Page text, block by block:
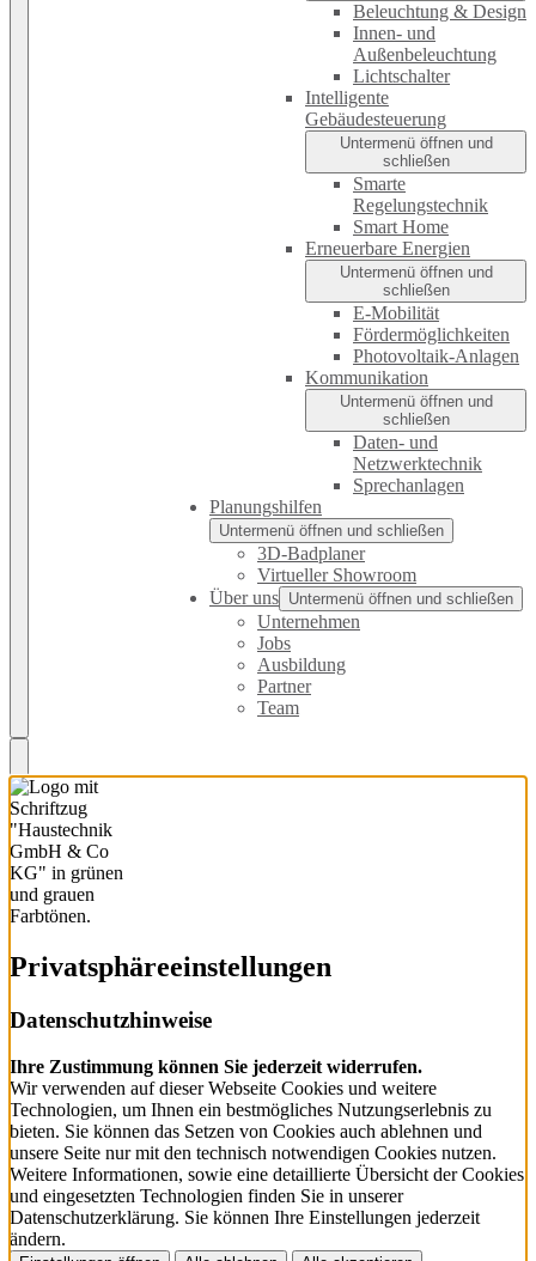
Beleuchtung & Design
Innen- und
Außenbeleuchtung
Lichtschalter
Intelligente
Gebäudesteuerung
Untermenü öffnen und
schließen
Smarte
Regelungstechnik
Smart Home
Erneuerbare Energien
Untermenü öffnen und
schließen
E-Mobilität
Fördermöglichkeiten
Photovoltaik-Anlagen
Kommunikation
Untermenü öffnen und
schließen
Daten- und
Netzwerktechnik
Sprechanlagen
Planungshilfen
Untermenü öffnen und schließen
3D-Badplaner
Virtueller Showroom
Über uns Untermenü öffnen und schließen
Unternehmen
Jobs
Ausbildung
Partner
Team
Privatsphäre­einstellungen
Datenschutzhinweise
Ihre Zustimmung können Sie jederzeit widerrufen.
Wir verwenden auf dieser Webseite Cookies und weitere
Technologien, um Ihnen ein bestmögliches Nutzungserlebnis zu
bieten. Sie können das Setzen von Cookies auch ablehnen und
unsere Seite nur mit den technisch notwendigen Cookies nutzen.
Weitere Informationen, sowie eine detaillierte Übersicht der Cookies
und eingesetzten Technologien finden Sie in unserer
Datenschutzerklärung. Sie können Ihre Einstellungen jederzeit
ändern.